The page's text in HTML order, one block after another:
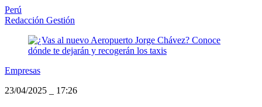
Perú
Redacción Gestión
Empresas
23/04/2025
17:26